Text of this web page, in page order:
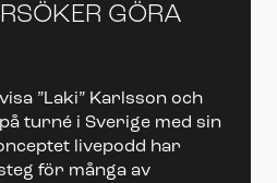
GÖRA
”Laki” Karlsson och
turné i Sverige med sin
livepodd har
för många av